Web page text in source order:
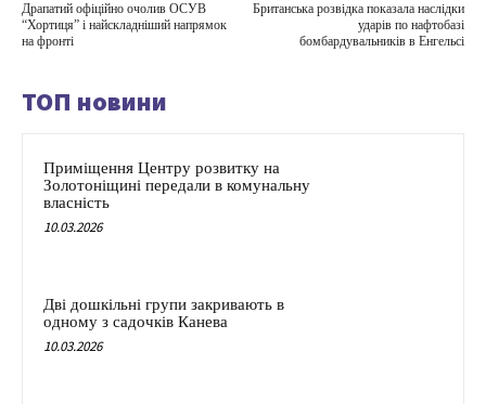
Драпатий офіційно очолив ОСУВ
“Хортиця” і найскладніший напрямок
на фронті
Британська розвідка показала наслідки
ударів по нафтобазі
бомбардувальників в Енгельсі
ТОП новини
Приміщення Центру розвитку на
Золотоніщині передали в комунальну
власність
10.03.2026
Дві дошкільні групи закривають в
одному з садочків Канева
10.03.2026